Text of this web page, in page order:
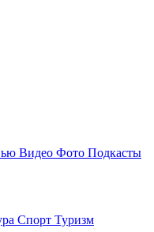
Видео Фото Подкасты
Спорт Туризм